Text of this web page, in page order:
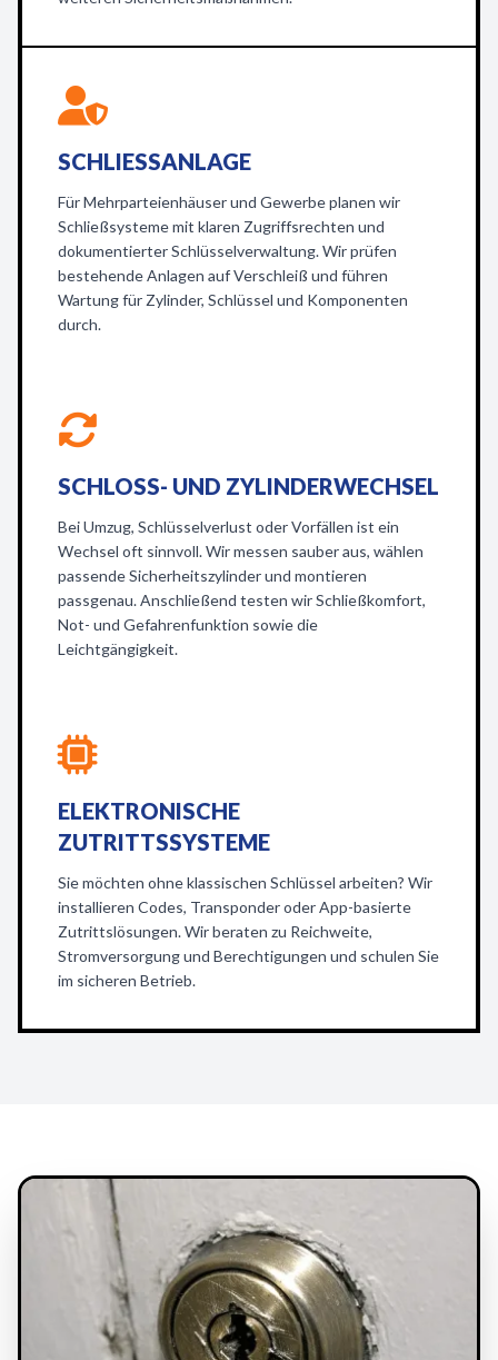
SCHLIESSANLAGE
Für Mehrparteienhäuser und Gewerbe planen wir
Schließsysteme mit klaren Zugriffsrechten und
dokumentierter Schlüsselverwaltung. Wir prüfen
bestehende Anlagen auf Verschleiß und führen
Wartung für Zylinder, Schlüssel und Komponenten
durch.
SCHLOSS- UND ZYLINDERWECHSEL
Bei Umzug, Schlüsselverlust oder Vorfällen ist ein
Wechsel oft sinnvoll. Wir messen sauber aus, wählen
passende Sicherheitszylinder und montieren
passgenau. Anschließend testen wir Schließkomfort,
Not- und Gefahrenfunktion sowie die
Leichtgängigkeit.
ELEKTRONISCHE
ZUTRITTSSYSTEME
Sie möchten ohne klassischen Schlüssel arbeiten? Wir
installieren Codes, Transponder oder App-basierte
Zutrittslösungen. Wir beraten zu Reichweite,
Stromversorgung und Berechtigungen und schulen Sie
im sicheren Betrieb.